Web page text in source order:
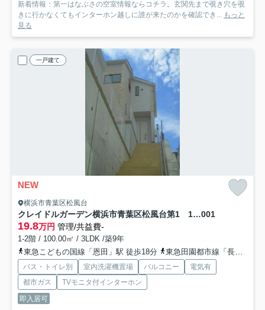
新着情報：第一はなぶさの空室情報ならコチラ。玄関先まで覗き穴を覗
きに行かなくてもインターホン越しに誰が来たのかを確認でき... もっと
見る
一戸建て
NEW
横浜市青葉区松風台
クレイドルガーデン横浜市青葉区松風台第1 1号棟001
19.8万円 管理/共益費-
1-2階 / 100.00㎡ / 3LDK /築9年
東急こどもの国線「恩田」駅 徒歩18分
東急田園都市線「長津田」駅 徒歩24分
バス・トイレ別 室内洗濯機置場 バルコニー
電気有
都市ガス
TVモニタ付インターホン
即入居可